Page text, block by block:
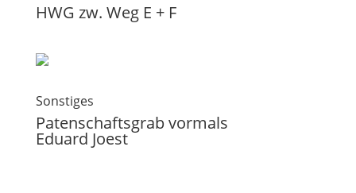
HWG zw. Weg E + F
Sonstiges
Patenschaftsgrab vormals
Eduard Joest